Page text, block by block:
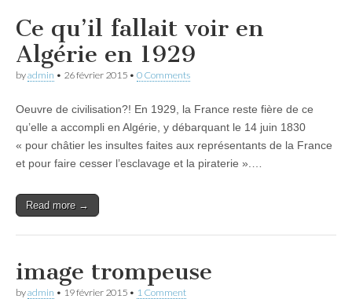
Ce qu’il fallait voir en
Algérie en 1929
byadmin • 26 février 2015 • 0 Comments
Oeuvre de civilisation?! En 1929, la France reste fière de ce
qu’elle a accompli en Algérie, y débarquant le 14 juin 1830
« pour châtier les insultes faites aux représentants de la France
et pour faire cesser l’esclavage et la piraterie ».…
Read more →
image trompeuse
byadmin • 19 février 2015 • 1 Comment